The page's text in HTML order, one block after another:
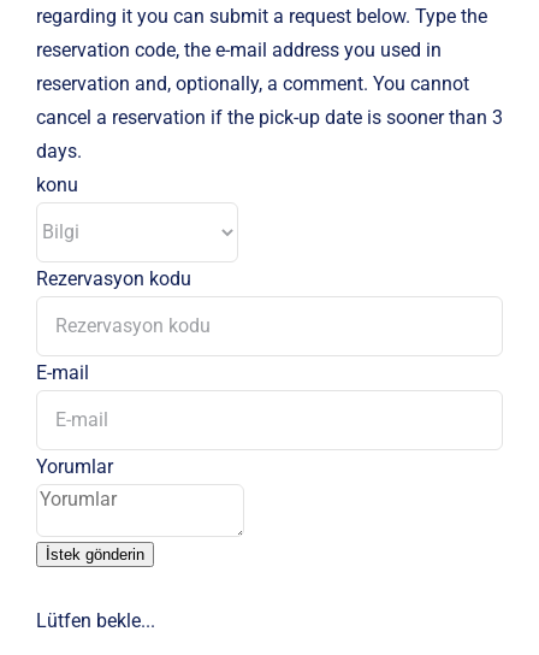
regarding it you can submit a request below. Type the
reservation code, the e-mail address you used in
reservation and, optionally, a comment. You cannot
cancel a reservation if the pick-up date is sooner than 3
days.
konu
Rezervasyon kodu
E-mail
Yorumlar
İstek gönderin
Lütfen bekle...